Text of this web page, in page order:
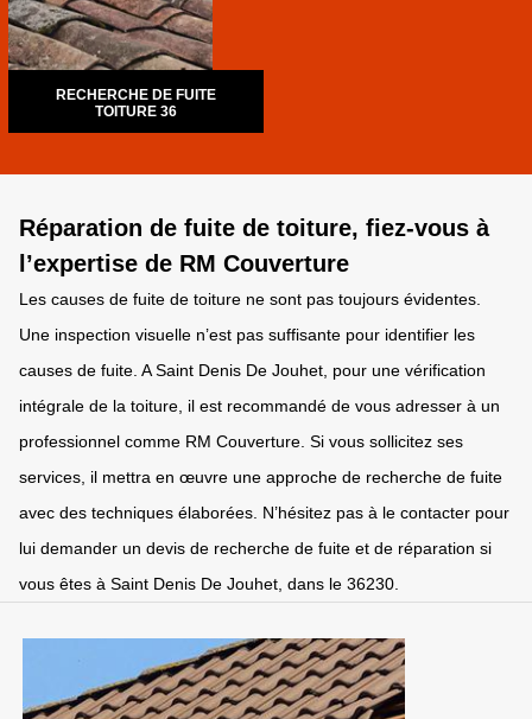
RECHERCHE DE FUITE
TOITURE 36
Réparation de fuite de toiture, fiez-vous à
l’expertise de RM Couverture
Les causes de fuite de toiture ne sont pas toujours évidentes.
Une inspection visuelle n’est pas suffisante pour identifier les
causes de fuite. A Saint Denis De Jouhet, pour une vérification
intégrale de la toiture, il est recommandé de vous adresser à un
professionnel comme RM Couverture. Si vous sollicitez ses
services, il mettra en œuvre une approche de recherche de fuite
avec des techniques élaborées. N’hésitez pas à le contacter pour
lui demander un devis de recherche de fuite et de réparation si
vous êtes à Saint Denis De Jouhet, dans le 36230.